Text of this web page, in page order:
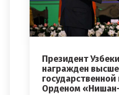
Президент
награжден
Орденом